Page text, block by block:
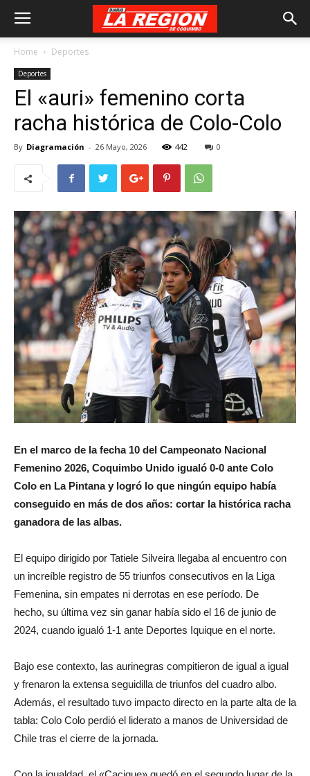
Home Deportes
Deportes
El «auri» femenino corta
racha histórica de Colo-Colo
By Diagramación - 26 Mayo, 2026 442 0
En el marco de la fecha 10 del Campeonato Nacional
Femenino 2026, Coquimbo Unido igualó 0-0 ante Colo
Colo en La Pintana y logró lo que ningún equipo había
conseguido en más de dos años: cortar la histórica racha
ganadora de las albas.
El equipo dirigido por Tatiele Silveira llegaba al encuentro con
un increíble registro de 55 triunfos consecutivos en la Liga
Femenina, sin empates ni derrotas en ese período. De
hecho, su última vez sin ganar había sido el 16 de junio de
2024, cuando igualó 1-1 ante Deportes Iquique en el norte.
Bajo ese contexto, las aurinegras compitieron de igual a igual
y frenaron la extensa seguidilla de triunfos del cuadro albo.
Además, el resultado tuvo impacto directo en la parte alta de la
tabla: Colo Colo perdió el liderato a manos de Universidad de
Chile tras el cierre de la jornada.